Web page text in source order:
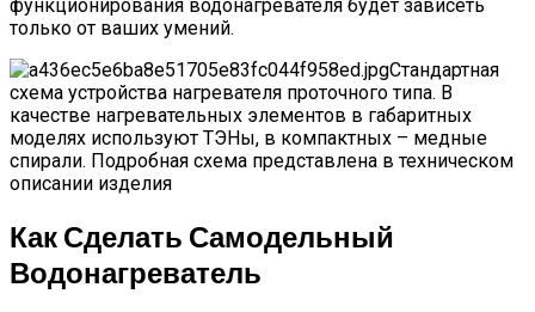
функционирования водонагревателя будет зависеть
только от ваших умений.
Стандартная
схема устройства нагревателя проточного типа. В
качестве нагревательных элементов в габаритных
моделях используют ТЭНы, в компактных – медные
спирали. Подробная схема представлена в техническом
описании изделия
Как Сделать Самодельный
Водонагреватель